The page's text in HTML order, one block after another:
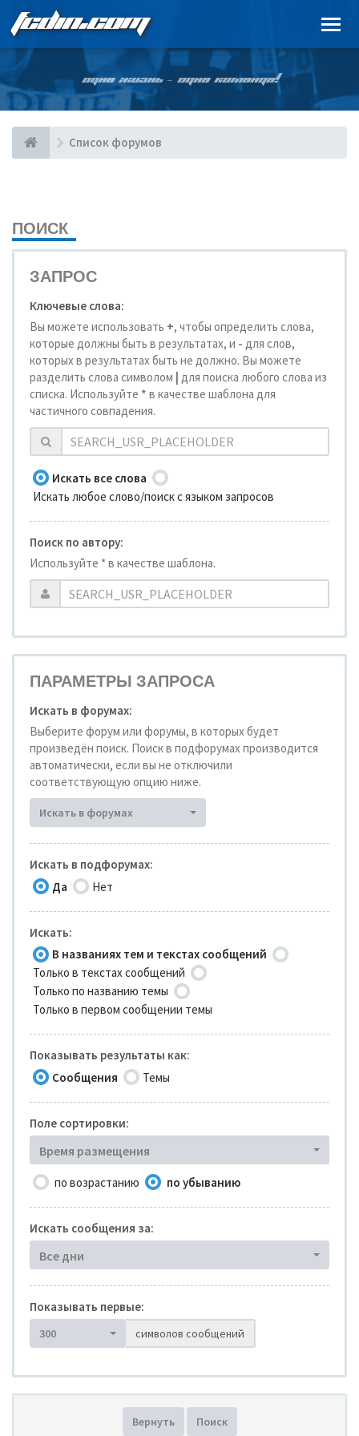
FCDIN.COM
ОДНА ЖИЗНЬ – ОДНА КОМАНДА!
Список форумов
ПОИСК
ЗАПРОС
Ключевые слова:
Вы можете использовать +, чтобы определить слова,
которые должны быть в результатах, и - для слов,
которых в результатах быть не должно. Вы можете
разделить слова символом | для поиска любого слова из
списка. Используйте * в качестве шаблона для
частичного совпадения.
Искать все слова
Искать любое слово/поиск с языком запросов
Поиск по автору:
Используйте * в качестве шаблона.
ПАРАМЕТРЫ ЗАПРОСА
Искать в форумах:
Выберите форум или форумы, в которых будет
произведён поиск. Поиск в подфорумах производится
автоматически, если вы не отключили
соответствующую опцию ниже.
Искать в форумах
Искать в подфорумах:
Да
Нет
Искать:
В названиях тем и текстах сообщений
Только в текстах сообщений
Только по названию темы
Только в первом сообщении темы
Показывать результаты как:
Сообщения
Темы
Поле сортировки:
Время размещения
по возрастанию по убыванию
Искать сообщения за:
Все дни
Показывать первые:
300 символов сообщений
Вернуть Поиск